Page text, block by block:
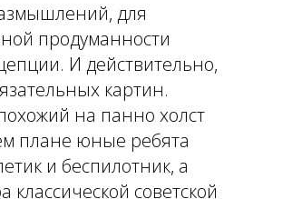
для
продуманности
И действительно,
картин.
на панно холст
плане юные ребята
и беспилотник, а
советской